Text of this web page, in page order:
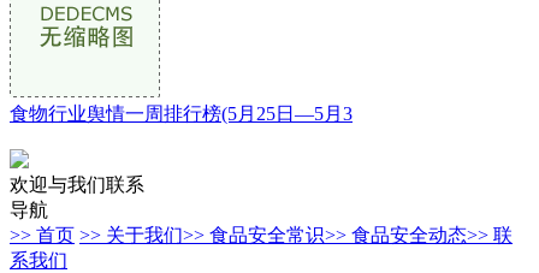
食物行业舆情一周排行榜(5月25日—5月3
欢迎与我们联系
导航
>> 首页 >> 关于我们>> 食品安全常识>> 食品安全动态>> 联
系我们